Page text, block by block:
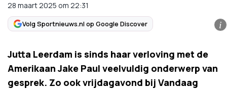
28 maart 2025 om 22:31
Volg Sportnieuws.nl op Google Discover i
Jutta Leerdam is sinds haar verloving met de
Amerikaan Jake Paul veelvuldig onderwerp van
gesprek. Zo ook vrijdagavond bij Vandaag